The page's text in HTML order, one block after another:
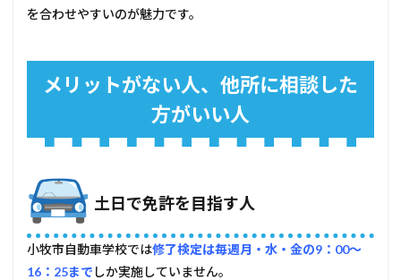
を合わせやすいのが魅力です。
メリットがない人、他所に相談した
方がいい人
土日で免許を目指す人
小牧市自動車学校では修了検定は毎週月・水・金の9：00～
16：25まで しか実施していません。